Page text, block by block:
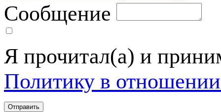
Сообщение
Я прочитал(а) и
Политику в